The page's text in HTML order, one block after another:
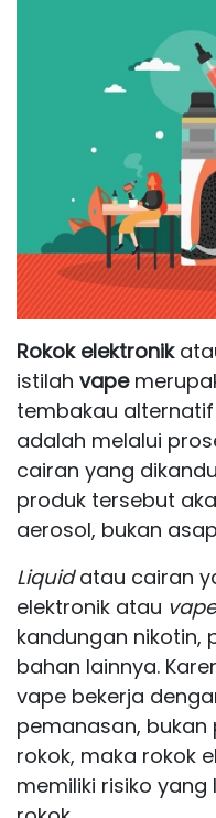
Rokok elektronik
istilah vape
tembakau
adalah melalui
cairan yang
produk tersebut
aerosol, bukan
Liquidatau cairan
elektronik atau vape
kandungan nikotin,
bahan lainnya.
vape bekerja
pemanasan,
rokok, maka rokok
memiliki risiko